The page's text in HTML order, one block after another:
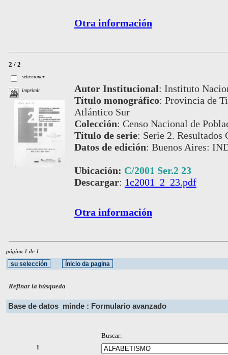
Otra información
2 / 2
seleccionar
imprimir Autor Institucional: Instituto
Título monográfico: Provincia de
Atlántico Sur
Colección: Censo Nacional de
Título de serie: Serie 2. Resultados
Datos de edición: Buenos Aires:
Ubicación: C/2001 Ser.2 23
Descargar: 1c2001_2_23.pdf
Otra información
página 1 de 1
Refinar la búsqueda
Base de datos minde : Formulario avanzado
Buscar:
1